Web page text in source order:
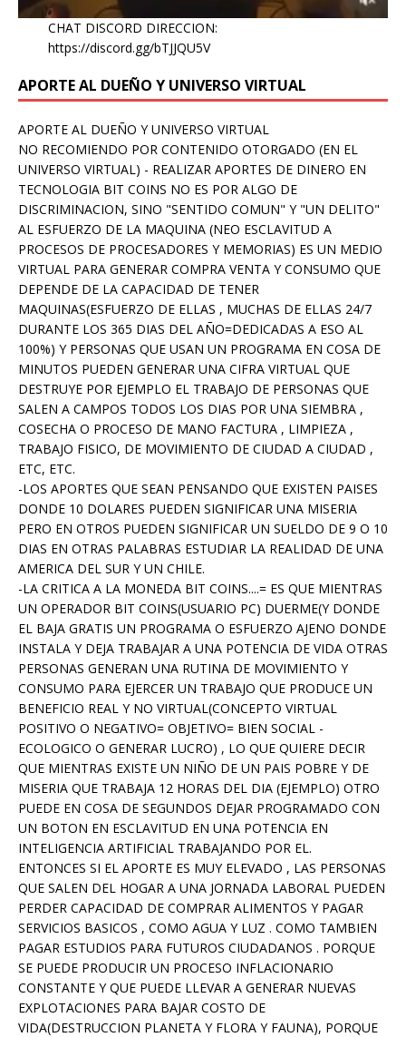
CHAT DISCORD DIRECCION:
https://discord.gg/bTJJQU5V
APORTE AL DUEÑO Y UNIVERSO VIRTUAL
APORTE AL DUEÑO Y UNIVERSO VIRTUAL
NO RECOMIENDO POR CONTENIDO OTORGADO (EN EL
UNIVERSO VIRTUAL) - REALIZAR APORTES DE DINERO EN
TECNOLOGIA BIT COINS NO ES POR ALGO DE
DISCRIMINACION, SINO "SENTIDO COMUN" Y "UN DELITO"
AL ESFUERZO DE LA MAQUINA (NEO ESCLAVITUD A
PROCESOS DE PROCESADORES Y MEMORIAS) ES UN MEDIO
VIRTUAL PARA GENERAR COMPRA VENTA Y CONSUMO QUE
DEPENDE DE LA CAPACIDAD DE TENER
MAQUINAS(ESFUERZO DE ELLAS , MUCHAS DE ELLAS 24/7
DURANTE LOS 365 DIAS DEL AÑO=DEDICADAS A ESO AL
100%) Y PERSONAS QUE USAN UN PROGRAMA EN COSA DE
MINUTOS PUEDEN GENERAR UNA CIFRA VIRTUAL QUE
DESTRUYE POR EJEMPLO EL TRABAJO DE PERSONAS QUE
SALEN A CAMPOS TODOS LOS DIAS POR UNA SIEMBRA ,
COSECHA O PROCESO DE MANO FACTURA , LIMPIEZA ,
TRABAJO FISICO, DE MOVIMIENTO DE CIUDAD A CIUDAD ,
ETC, ETC.
-LOS APORTES QUE SEAN PENSANDO QUE EXISTEN PAISES
DONDE 10 DOLARES PUEDEN SIGNIFICAR UNA MISERIA
PERO EN OTROS PUEDEN SIGNIFICAR UN SUELDO DE 9 O 10
DIAS EN OTRAS PALABRAS ESTUDIAR LA REALIDAD DE UNA
AMERICA DEL SUR Y UN CHILE.
-LA CRITICA A LA MONEDA BIT COINS....= ES QUE MIENTRAS
UN OPERADOR BIT COINS(USUARIO PC) DUERME(Y DONDE
EL BAJA GRATIS UN PROGRAMA O ESFUERZO AJENO DONDE
INSTALA Y DEJA TRABAJAR A UNA POTENCIA DE VIDA OTRAS
PERSONAS GENERAN UNA RUTINA DE MOVIMIENTO Y
CONSUMO PARA EJERCER UN TRABAJO QUE PRODUCE UN
BENEFICIO REAL Y NO VIRTUAL(CONCEPTO VIRTUAL
POSITIVO O NEGATIVO= OBJETIVO= BIEN SOCIAL -
ECOLOGICO O GENERAR LUCRO) , LO QUE QUIERE DECIR
QUE MIENTRAS EXISTE UN NIÑO DE UN PAIS POBRE Y DE
MISERIA QUE TRABAJA 12 HORAS DEL DIA (EJEMPLO) OTRO
PUEDE EN COSA DE SEGUNDOS DEJAR PROGRAMADO CON
UN BOTON EN ESCLAVITUD EN UNA POTENCIA EN
INTELIGENCIA ARTIFICIAL TRABAJANDO POR EL.
ENTONCES SI EL APORTE ES MUY ELEVADO , LAS PERSONAS
QUE SALEN DEL HOGAR A UNA JORNADA LABORAL PUEDEN
PERDER CAPACIDAD DE COMPRAR ALIMENTOS Y PAGAR
SERVICIOS BASICOS , COMO AGUA Y LUZ . COMO TAMBIEN
PAGAR ESTUDIOS PARA FUTUROS CIUDADANOS . PORQUE
SE PUEDE PRODUCIR UN PROCESO INFLACIONARIO
CONSTANTE Y QUE PUEDE LLEVAR A GENERAR NUEVAS
EXPLOTACIONES PARA BAJAR COSTO DE
VIDA(DESTRUCCION PLANETA Y FLORA Y FAUNA), PORQUE